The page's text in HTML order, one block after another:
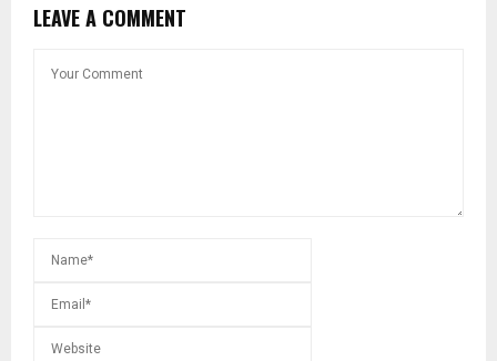
LEAVE A COMMENT